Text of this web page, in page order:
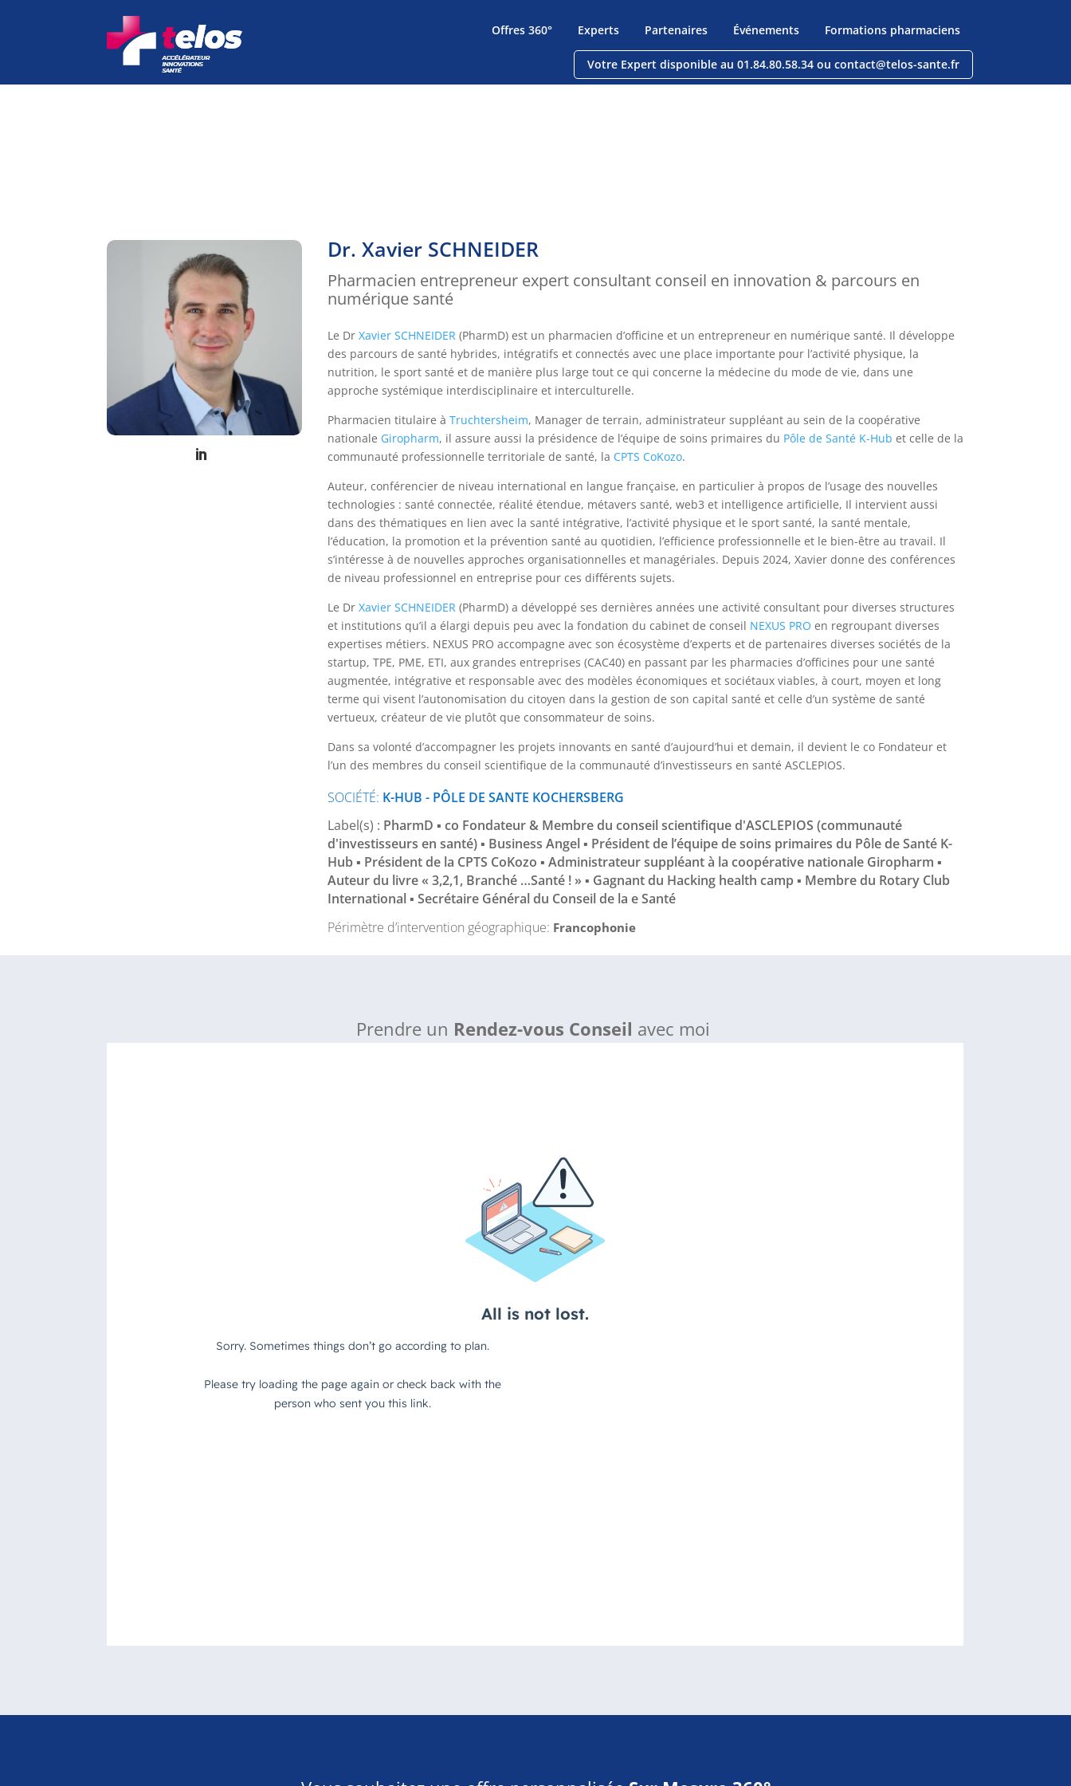
Offres 360° Experts Partenaires Événements Formations pharmaciens
Votre Expert disponible au 01.84.80.58.34 ou contact@telos-sante.fr
Dr. Xavier SCHNEIDER
Pharmacien entrepreneur expert consultant conseil en innovation & parcours en
numérique santé
Le DrXavier SCHNEIDER (PharmD) est un pharmacien d’officine et un entrepreneur en numérique santé. Il développe
des parcours de santé hybrides, intégratifs et connectés avec une place importante pour l’activité physique, la
nutrition, le sport santé et de manière plus large tout ce qui concerne la médecine du mode de vie, dans une
approche systémique interdisciplinaire et interculturelle.
Pharmacien titulaire àTruchtersheim, Manager de terrain, administrateur suppléant au sein de la coopérative
nationale Giropharm, il assure aussi la présidence de l’équipe de soins primaires du Pôle de Santé K-Hub et celle de la
communauté professionnelle territoriale de santé, la CPTS CoKozo.
Auteur, conférencier de niveau international en langue française, en particulier à propos de l’usage des nouvelles
technologies : santé connectée, réalité étendue, métavers santé, web3 et intelligence artificielle, Il intervient aussi
dans des thématiques en lien avec la santé intégrative, l’activité physique et le sport santé, la santé mentale,
l’éducation, la promotion et la prévention santé au quotidien, l’efficience professionnelle et le bien-être au travail. Il
s’intéresse à de nouvelles approches organisationnelles et managériales. Depuis 2024, Xavier donne des conférences
de niveau professionnel en entreprise pour ces différents sujets.
Le DrXavier SCHNEIDER (PharmD) a développé ses dernières années une activité consultant pour diverses structures
et institutions qu’il a élargi depuis peu avec la fondation du cabinet de conseil NEXUS PRO en regroupant diverses
expertises métiers. NEXUS PRO accompagne avec son écosystème d’experts et de partenaires diverses sociétés de la
startup, TPE, PME, ETI, aux grandes entreprises (CAC40) en passant par les pharmacies d’officines pour une santé
augmentée, intégrative et responsable avec des modèles économiques et sociétaux viables, à court, moyen et long
terme qui visent l’autonomisation du citoyen dans la gestion de son capital santé et celle d’un système de santé
vertueux, créateur de vie plutôt que consommateur de soins.
Dans sa volonté d’accompagner les projets innovants en santé d’aujourd’hui et demain, il devient le co Fondateur et
l’un des membres du conseil scientifique de la communauté d’investisseurs en santé ASCLEPIOS.
SOCIÉTÉ: K-HUB - PÔLE DE SANTE KOCHERSBERG
Label(s) : PharmD ▪ co Fondateur & Membre du conseil scientifique d'ASCLEPIOS (communauté
d'investisseurs en santé) ▪ Business Angel ▪ Président de l’équipe de soins primaires du Pôle de Santé K-
Hub ▪ Président de la CPTS CoKozo ▪ Administrateur suppléant à la coopérative nationale Giropharm ▪
Auteur du livre « 3,2,1, Branché …Santé ! » ▪ Gagnant du Hacking health camp ▪ Membre du Rotary Club
International ▪ Secrétaire Général du Conseil de la e Santé
Périmètre d’intervention géographique: Francophonie
Prendre un Rendez-vous Conseil avec moi